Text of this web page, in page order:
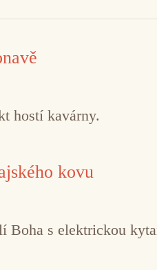
hostí kavárny.
kovu
Boha s elektrickou